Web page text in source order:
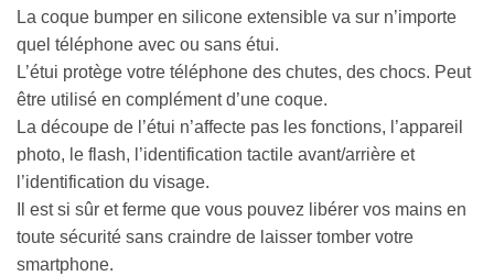
La coque bumper en silicone extensible va sur n’importe
quel téléphone avec ou sans étui.
L’étui protège votre téléphone des chutes, des chocs. Peut
être utilisé en complément d’une coque.
La découpe de l’étui n’affecte pas les fonctions, l’appareil
photo, le flash, l’identification tactile avant/arrière et
l’identification du visage.
Il est si sûr et ferme que vous pouvez libérer vos mains en
toute sécurité sans craindre de laisser tomber votre
smartphone.